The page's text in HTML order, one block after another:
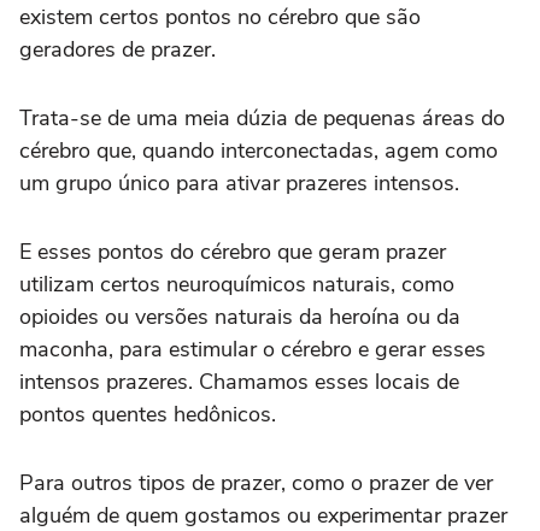
existem certos pontos no cérebro que são
geradores de prazer.
Trata-se de uma meia dúzia de pequenas áreas do
cérebro que, quando interconectadas, agem como
um grupo único para ativar prazeres intensos.
E esses pontos do cérebro que geram prazer
utilizam certos neuroquímicos naturais, como
opioides ou versões naturais da heroína ou da
maconha, para estimular o cérebro e gerar esses
intensos prazeres. Chamamos esses locais de
pontos quentes hedônicos.
Para outros tipos de prazer, como o prazer de ver
alguém de quem gostamos ou experimentar prazer